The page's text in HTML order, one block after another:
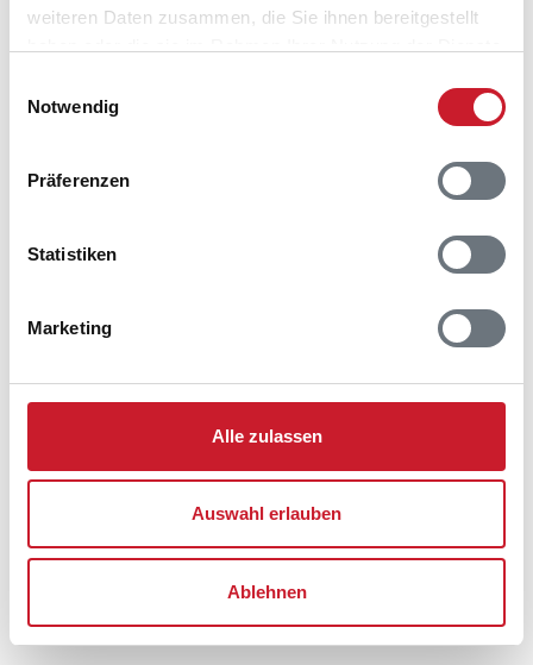
weiteren Daten zusammen, die Sie ihnen bereitgestellt
Notwendig
Präferenzen
Statistiken
Marketing
Alle zulassen
Auswahl erlauben
Ablehnen
Belegungskalender
Reisedauer auswählen
Anreisetag im Belegungskalender anklicken
Sie bekommen Verfügbarkeit und Preis angezeigt